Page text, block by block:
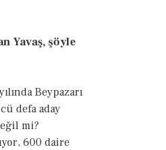
Yavaş, şöyle
Beypazarı
defa aday
mi?
600 daire